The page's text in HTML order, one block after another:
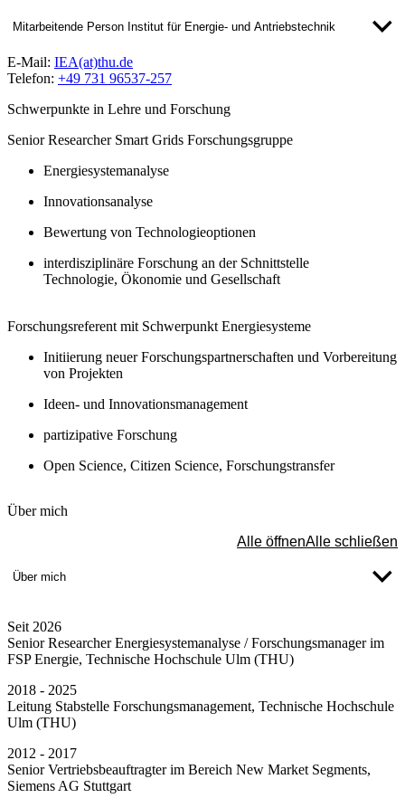
Mitarbeitende Person Institut für Energie- und Antriebstechnik
E-Mail: IEA(at)thu.de
Telefon: +49 731 96537-257
Schwerpunkte in Lehre und Forschung
Senior Researcher Smart Grids Forschungsgruppe
Energiesystemanalyse
Innovationsanalyse
Bewertung von Technologieoptionen
interdisziplinäre Forschung an der Schnittstelle
Technologie, Ökonomie und Gesellschaft​
Forschungsreferent mit Schwerpunkt Energiesysteme
Initiierung neuer Forschungspartnerschaften und Vorbereitung
von Projekten
Ideen- und Innovationsmanagement
partizipative Forschung
Open Science, Citizen Science, Forschungstransfer
Über mich
Alle öffnenAlle schließen
Über mich
Seit 2026
Senior Researcher Energiesystemanalyse / Forschungsmanager im
FSP Energie, Technische Hochschule Ulm (THU)
2018 - 2025
Leitung Stabstelle Forschungsmanagement, Technische Hochschule
Ulm (THU)
2012 - 2017
Senior Vertriebsbeauftragter im Bereich New Market Segments,
Siemens AG Stuttgart